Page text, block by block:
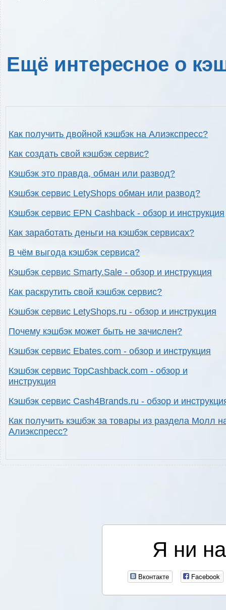
Ещё интересное о
Как получить двойной кэшбэк на Алиэкспресс?
Как создать свой кэшбэк сервис?
Кэшбэк это правда, обман или развод?
Кэшбэк сервис LetyShops обман или развод?
Кэшбэк сервис EPN Cashback - обзор и инструкция
Как заработать деньги на кэшбэк сервисах?
В чём выгода кэшбэк сервиса?
Кэшбэк сервис Smarty.Sale - обзор и инструкция
Как раскрутить свой кэшбэк сервис?
Кэшбэк сервис LetyShops.ru - обзор и инструкция
Почему кэшбэк может быть не зачислен?
Кэшбэк сервис Ebates.com - обзор и инструкция
Кэшбэк сервис TopCashback.com - обзор и
инструкция
Кэшбэк сервис Cash4Brands.ru - обзор и
Как получить кэшбэк за товары из раздела Молл
Алиэкспресс?
Я ни
Вконтакте Facebook